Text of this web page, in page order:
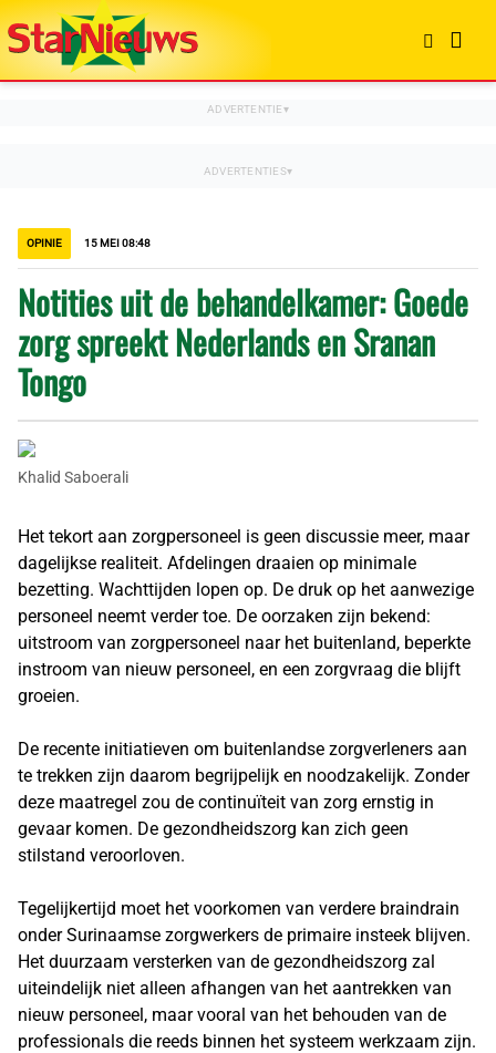
OPINIE 15 MEI 08:48
Notities uit de behandelkamer: Goede
zorg spreekt Nederlands en Sranan
Tongo
Khalid Saboerali
Het tekort aan zorgpersoneel is geen discussie meer, maar
dagelijkse realiteit. Afdelingen draaien op minimale
bezetting. Wachttijden lopen op. De druk op het aanwezige
personeel neemt verder toe. De oorzaken zijn bekend:
uitstroom van zorgpersoneel naar het buitenland, beperkte
instroom van nieuw personeel, en een zorgvraag die blijft
groeien.
De recente initiatieven om buitenlandse zorgverleners aan
te trekken zijn daarom begrijpelijk en noodzakelijk. Zonder
deze maatregel zou de continuïteit van zorg ernstig in
gevaar komen. De gezondheidszorg kan zich geen
stilstand veroorloven.
Tegelijkertijd moet het voorkomen van verdere braindrain
onder Surinaamse zorgwerkers de primaire insteek blijven.
Het duurzaam versterken van de gezondheidszorg zal
uiteindelijk niet alleen afhangen van het aantrekken van
nieuw personeel, maar vooral van het behouden van de
professionals die reeds binnen het systeem werkzaam zijn.